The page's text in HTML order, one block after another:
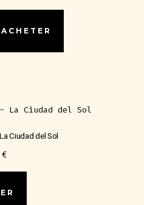
ACHETER
Ciudad del Sol
€